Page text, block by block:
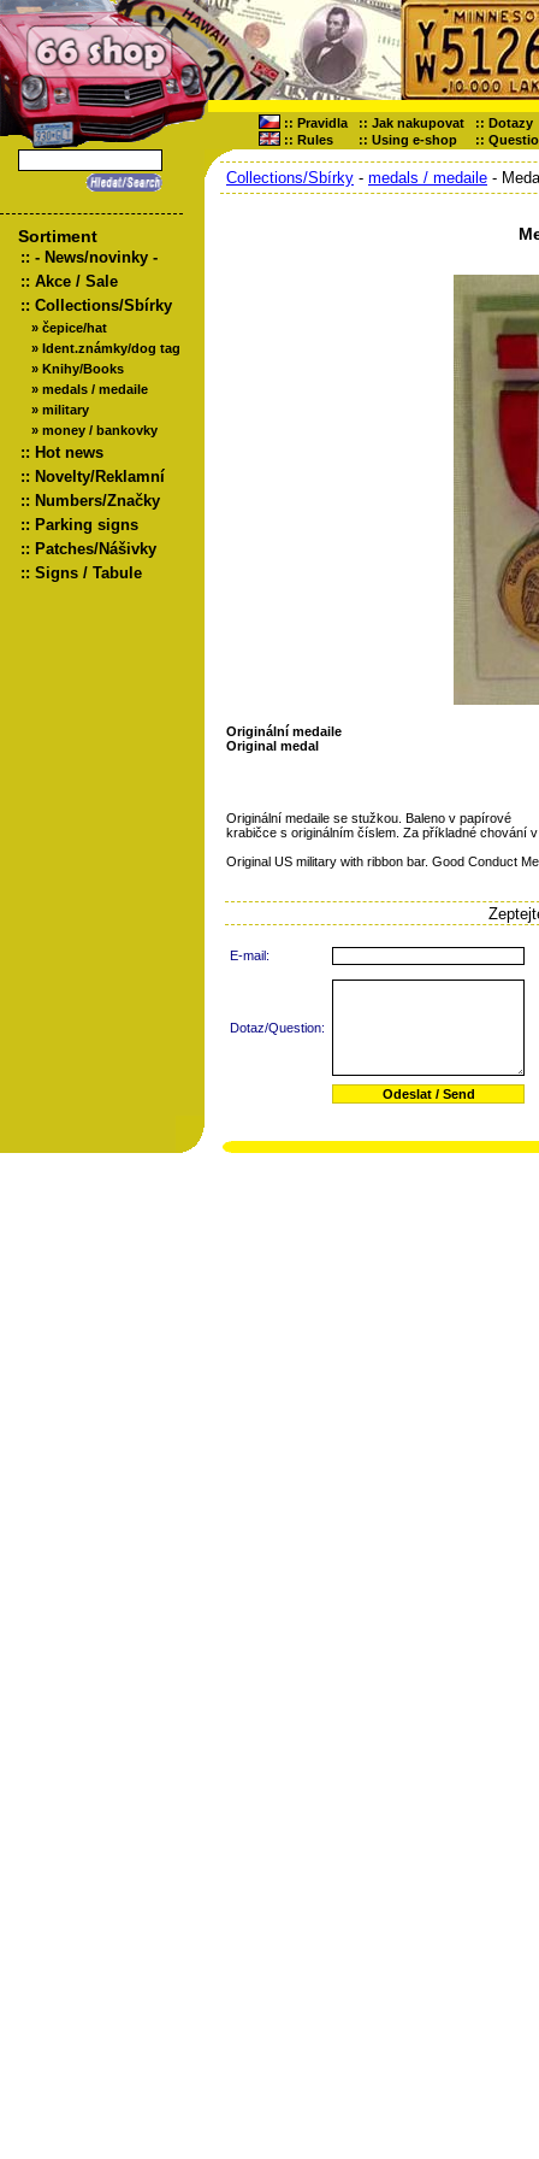
:: Pravidla :: Jak nakupovat :: Dotazy
:: Rules :: Using e-shop ::
Sortiment
:: - News/novinky -
:: Akce / Sale
:: Collections/Sbírky
» čepice/hat
» Ident.známky/dog tag
» Knihy/Books
» medals / medaile
» military
» money / bankovky
:: Hot news
:: Novelty/Reklamní
:: Numbers/Značky
:: Parking signs
:: Patches/Nášivky
:: Signs / Tabule
Collections/Sbírky - medals / medaile -
Originální medaile
Original medal
Originální medaile se stužkou. Baleno v papírové
krabičce s originálním číslem. Za příkladné chování
Original US military with ribbon bar. Good Conduct
E-mail:
Dotaz/Question: